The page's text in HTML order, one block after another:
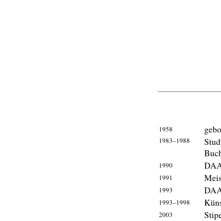
1958
1983–1988
1990
1991
1993
1993–1998
2003